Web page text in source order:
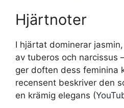
Hjärtnoter
I hjärtat dominerar
av tuberos och narcissus
ger doften dess feminina
recensent beskriver den
en krämig elegans (